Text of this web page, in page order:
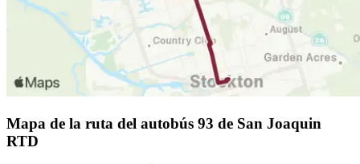
Mapa de la ruta del autobús 93 de San Joaquin
RTD